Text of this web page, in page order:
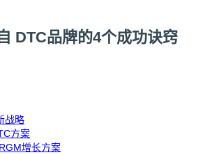
战略
方案
RGM增长方案
DTC品牌的4个成功诀窍